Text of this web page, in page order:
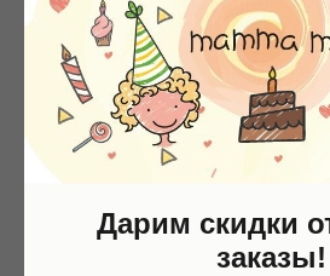
Дарим скидки
заказы!